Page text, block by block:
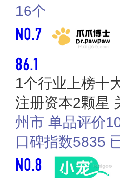
16个
NO.7
86.1
1个行业上榜十
注册资本2颗星
州市 单品评价
口碑指数5835
NO.8